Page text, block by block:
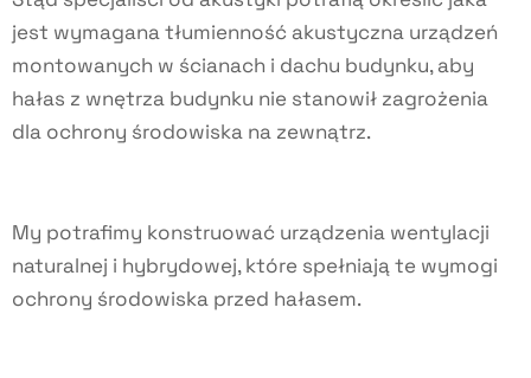
jest wymagana tłumienność akustyczna urządzeń
montowanych w ścianach i dachu budynku, aby
hałas z wnętrza budynku nie stanowił zagrożenia
dla ochrony środowiska na zewnątrz.
My potrafimy konstruować urządzenia wentylacji
naturalnej i hybrydowej, które spełniają te wymogi
ochrony środowiska przed hałasem.